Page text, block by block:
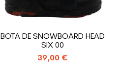
BOTA DE SNOWBOARD HEAD
SIX 00
39,00 €